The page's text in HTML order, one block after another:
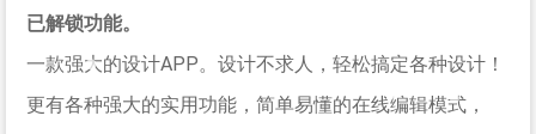
已解锁功能。
一款强大的设计APP。设计不求人，轻松搞定各种设计！
更有各种强大的实用功能，简单易懂的在线编辑模式，